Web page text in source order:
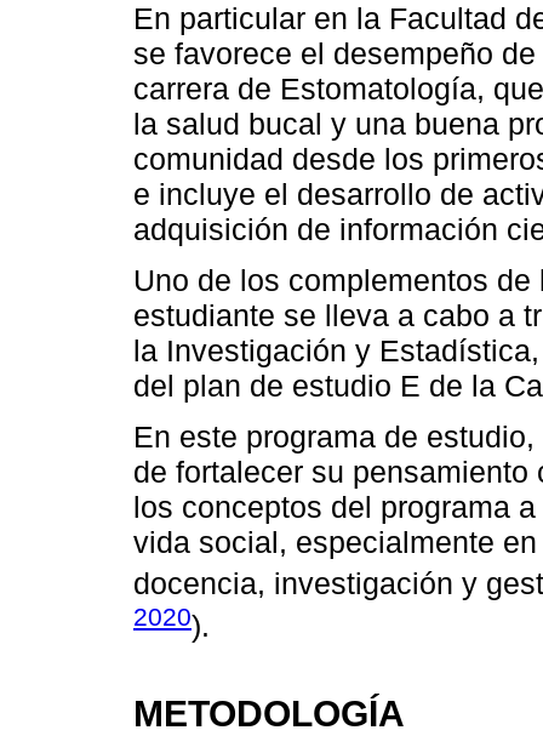
En particular en la Facultad
se favorece el desempeño
carrera de Estomatología,
la salud bucal y una buena
comunidad desde los
e incluye el desarrollo de
adquisición de información
Uno de los complementos
estudiante se lleva a cabo a
la Investigación y
del plan de estudio E de la
En este programa de
de fortalecer su
los conceptos del programa
vida social, especialmente
docencia, investigación y
2020).
METODOLOGÍA